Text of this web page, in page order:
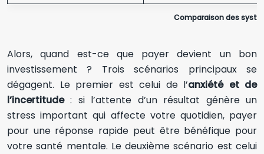
Comparaison des
Alors, quand est-ce que payer devient un bon
investissement ? Trois scénarios principaux se
dégagent. Le premier est celui de l’anxiété et de
l’incertitude: si l’attente d’un résultat génère un
stress important qui affecte votre quotidien, payer
pour une réponse rapide peut être bénéfique pour
votre santé mentale. Le deuxième scénario est celui